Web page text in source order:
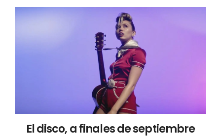
El disco, a finales de septiembre